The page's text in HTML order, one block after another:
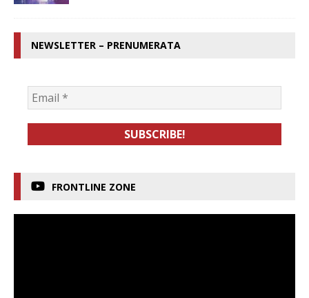
NEWSLETTER – PRENUMERATA
FRONTLINE ZONE